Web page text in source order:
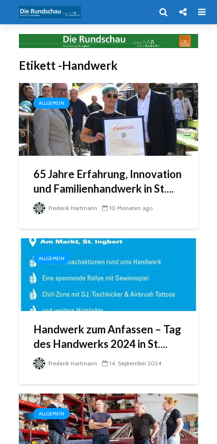
Etikett -Handwerk
ALLGEMEIN
65 Jahre Erfahrung, Innovation
und Familienhandwerk in St....
Frederik Hartmann 10 Monaten ago
ALLGEMEIN
Handwerk zum Anfassen – Tag
des Handwerks 2024 in St....
Frederik Hartmann 14. September 2024
ALLGEMEIN